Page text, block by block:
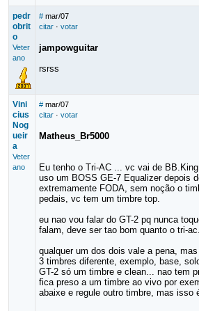
pedr
obrit
o
Veter
ano
# mar/07
citar· votar
jampowguitar
rsrss
Vini
cius
Nog
ueir
a
Veter
ano
# mar/07
citar· votar
Matheus_Br5000
Eu tenho o Tri-AC ... vc vai de
uso um BOSS GE-7 Equalizer depois
extremamente FODA, sem noção o
pedais, vc tem um timbre top.
eu nao vou falar do GT-2 pq nunca
falam, deve ser tao bom quanto o tri-
qualquer um dos dois vale a pena,
3 timbres diferente, exemplo, base,
GT-2 só um timbre e clean... nao tem
fica preso a um timbre ao vivo por
abaixe e regule outro timbre, mas isso